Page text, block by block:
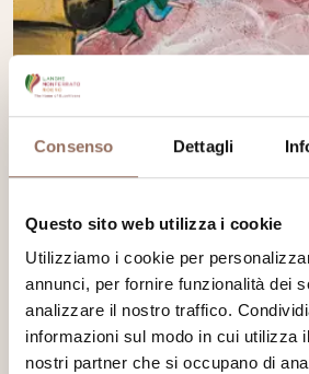
Consenso Dettagli
Questo sito web utilizza i cookie
Utilizziamo i cookie per
annunci, per fornire funzionalità dei
analizzare il nostro traffico.
informazioni sul modo in cui utilizza
nostri partner che si occupano di